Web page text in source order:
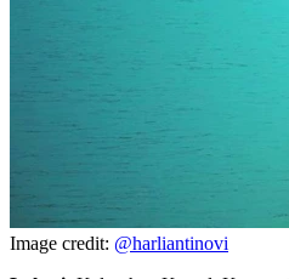
Image credit: @harliantinovi